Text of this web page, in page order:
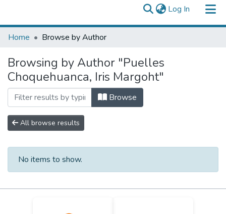
Log In (current)
Communities & Collections
All of DSpace
Home Browse by Author
Browsing by Author "Puelles
Choquehuanca, Iris Margoht"
Browse
All browse results
No items to show.